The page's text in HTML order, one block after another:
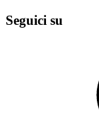
Seguici su